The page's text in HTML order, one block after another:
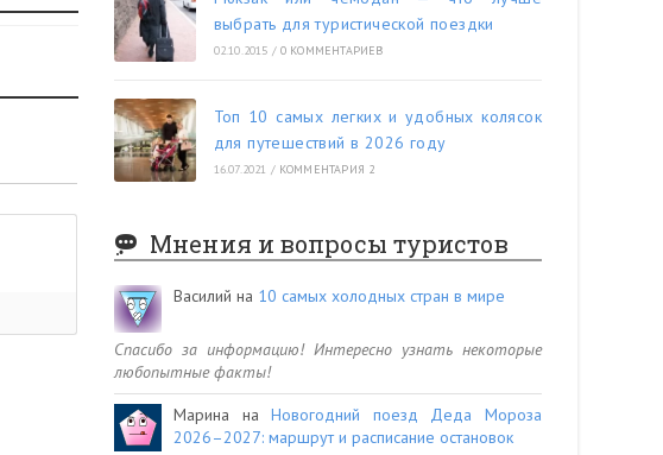
выбрать для туристической поездки
02.10.2015 / 0 КОММЕНТАРИЕВ
Топ 10 самых легких и удобных колясок
для путешествий в 2026 году
16.07.2021 / КОММЕНТАРИЯ 2
Мнения и вопросы туристов
Василий на 10 самых холодных стран в мире
Спасибо за информацию! Интересно узнать некоторые
любопытные факты!
Марина наНовогодний поезд Деда Мороза
2026–2027: маршрут и расписание остановок